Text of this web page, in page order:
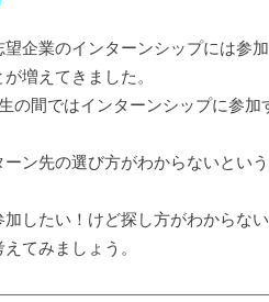
企業のインターンシップには参加
増えてきました。
の間ではインターンシップに参加
ン先の選び方がわからないとい
したい！けど探し方がわからな
てみましょう。